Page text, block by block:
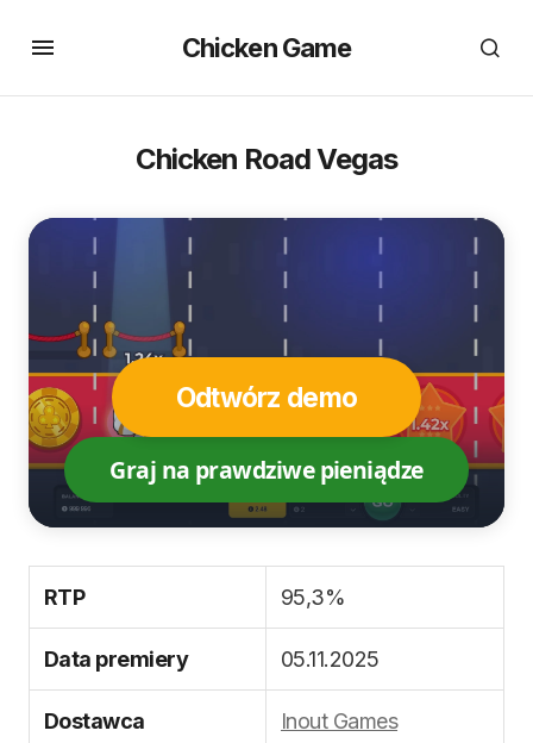
Chicken Game
Chicken Road Vegas
Odtwórz demo
Graj na prawdziwe pieniądze
RTP 95,3%
Data premiery 05.11.2025
Dostawca Inout Games